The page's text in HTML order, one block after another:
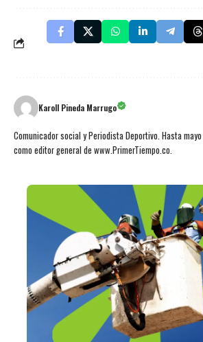
Karoll Pineda Marrugo
Comunicador social y Periodista Deportivo. Hasta
como editor general de www.PrimerTiempo.co.